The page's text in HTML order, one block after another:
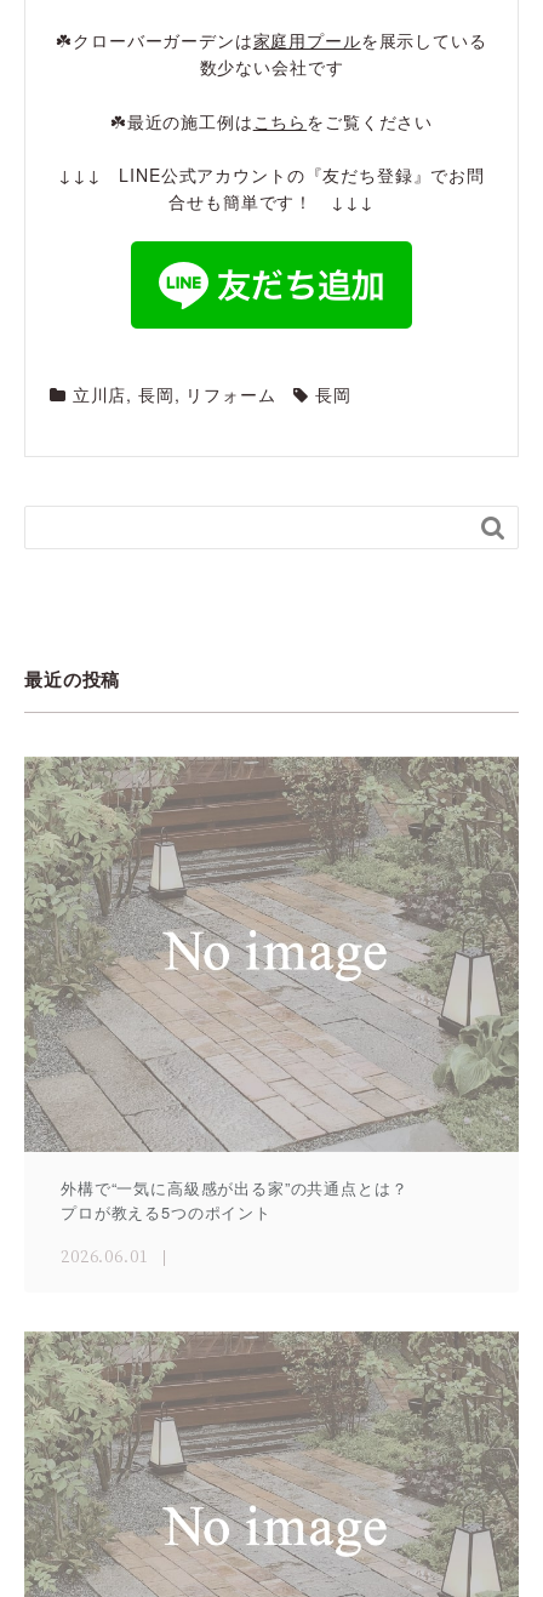
☘️クローバーガーデンは家庭用プールを展示している
数少ない会社です
☘️最近の施工例は こちら をご覧ください
↓↓↓ LINE公式アカウントの『友だち登録』でお問
合せも簡単です！ ↓↓↓
立川店, 長岡, リフォーム 長岡

最近の投稿
外構で“一気に高級感が出る家”の共通点とは？
プロが教える5つのポイント
2026.06.01